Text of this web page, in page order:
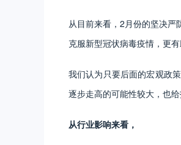
从目前来看，2月份的坚决严
克服新型冠状病毒疫情，更
我们认为只要后面的宏观政
逐步走高的可能性较大，也
从行业影响来看，